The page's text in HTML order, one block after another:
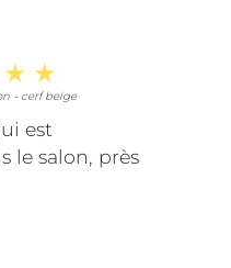
- cerf beige
est
le salon, près